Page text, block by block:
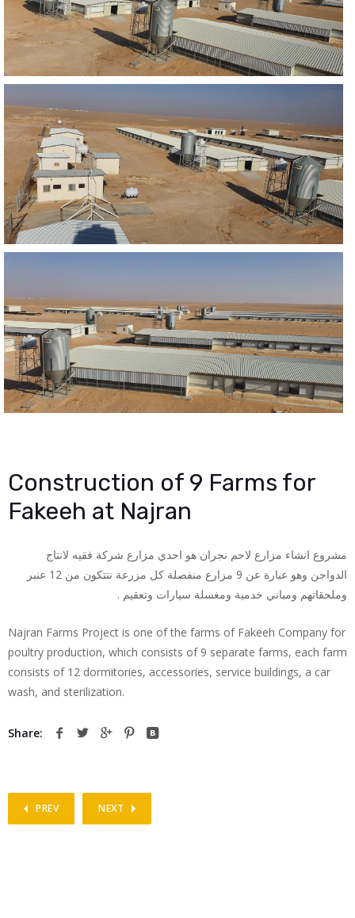
Construction of 9 Farms for
Fakeeh at Najran
مشروع انشاء مزارع لاحم نجران هو احدي مزارع شركة فقيه لانتاج
الدواجن وهو عبارة عن
مزارع منفصلة كل مزرعة نتتكون من
عنبر
وملحقاتهم ومباني خدمية ومغسلة سيارات وتعقيم .
Najran Farms Project is one of the farms of Fakeeh Company for
poultry production, which consists of 9 separate farms, each farm
consists of 12 dormitories, accessories, service buildings, a car
wash, and sterilization.
Share:
PREV NEXT